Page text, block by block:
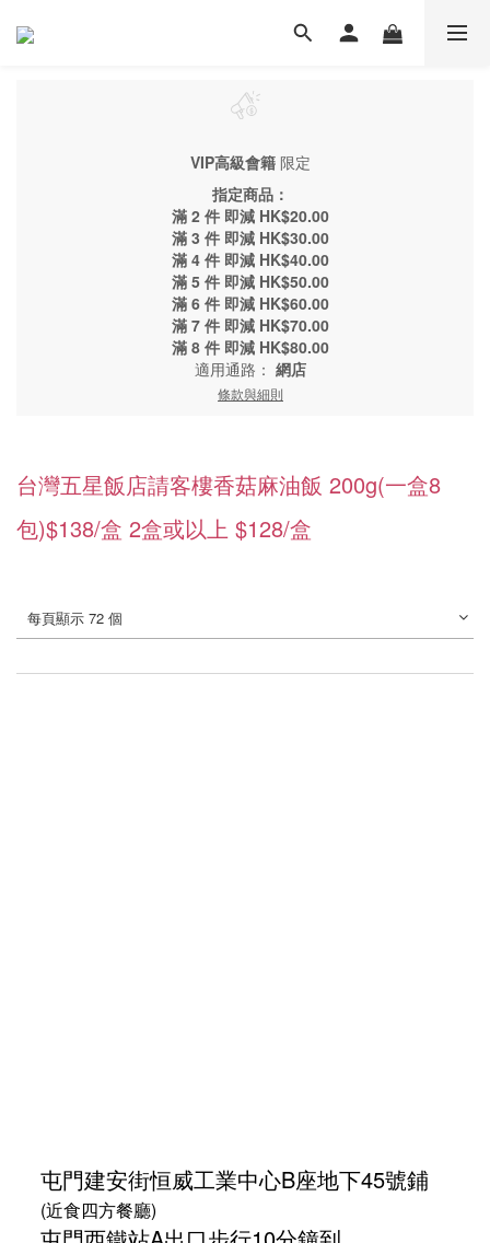
VIP高級會籍 限定
指定商品：
滿 2 件 即減 HK$20.00
滿 3 件 即減 HK$30.00
滿 4 件 即減 HK$40.00
滿 5 件 即減 HK$50.00
滿 6 件 即減 HK$60.00
滿 7 件 即減 HK$70.00
滿 8 件 即減 HK$80.00
適用通路： 網店
條款與細則
台灣五星飯店請客樓香菇麻油飯 200g(一盒8
包)$138/盒 2盒或以上 $128/盒
每頁顯示 72 個
屯門建安街恒威工業中心B座地下45號鋪
(近食四方餐廳)